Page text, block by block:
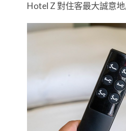
Hotel Z 對住客最大誠意地